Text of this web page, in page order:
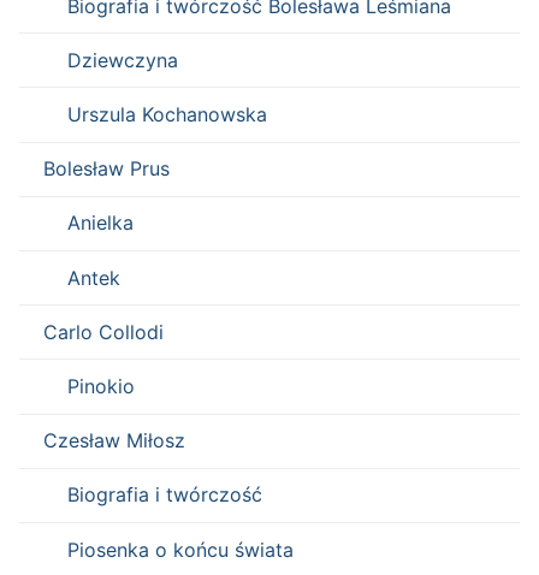
Biografia i twórczość Bolesława Leśmiana
Dziewczyna
Urszula Kochanowska
Bolesław Prus
Anielka
Antek
Carlo Collodi
Pinokio
Czesław Miłosz
Biografia i twórczość
Piosenka o końcu świata